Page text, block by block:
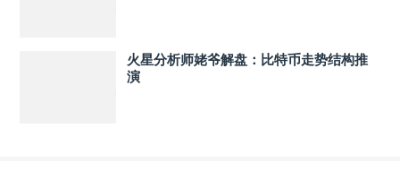
火星分析师姥爷解盘：比特币走势结构推
演